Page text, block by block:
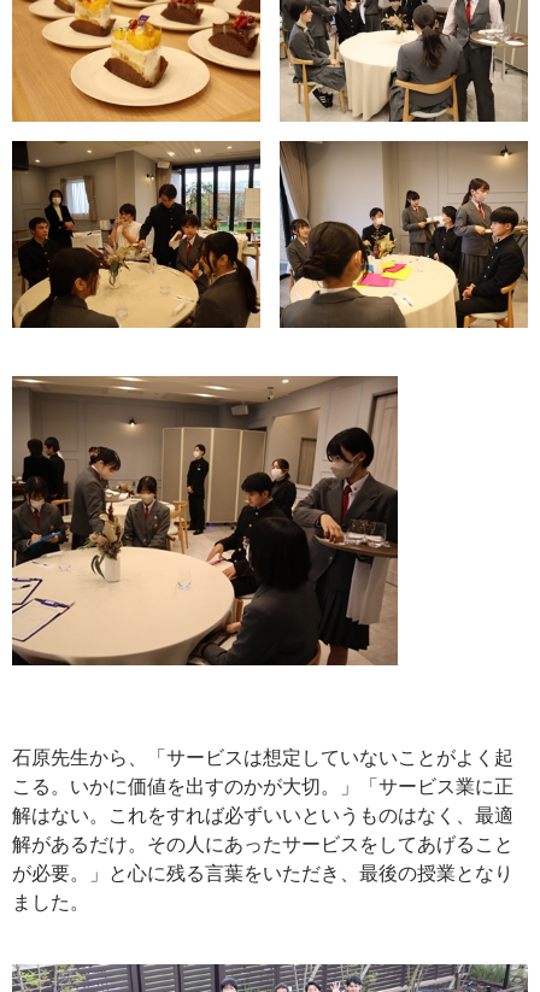
石原先生から、「サービスは想定していないことがよく起
こる。いかに価値を出すのかが大切。」「サービス業に正
解はない。これをすれば必ずいいというものはなく、最適
解があるだけ。その人にあったサービスをしてあげること
が必要。」と心に残る言葉をいただき、最後の授業となり
ました。